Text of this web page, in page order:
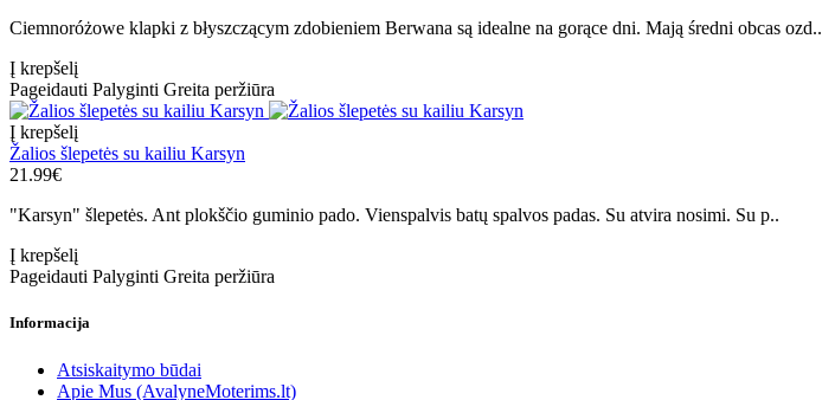
Ciemnoróżowe klapki z błyszczącym zdobieniem Berwana są idealne na gorące dni. Mają średni obcas ozd..
Į krepšelį
Pageidauti Palyginti Greita peržiūra
Į krepšelį
Žalios šlepetės su kailiu Karsyn
21.99€
"Karsyn" šlepetės. Ant plokščio guminio pado. Vienspalvis batų spalvos padas. Su atvira nosimi. Su p..
Į krepšelį
Pageidauti Palyginti Greita peržiūra
Informacija
Atsiskaitymo būdai
Apie Mus (AvalyneMoterims.lt)